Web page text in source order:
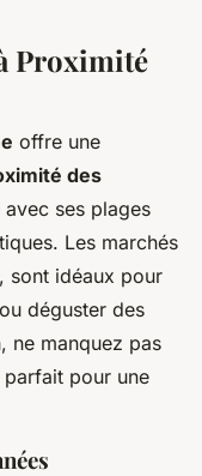
Proximité
offre une
des
ses plages
Les marchés
sont idéaux pour
déguster des
ne manquez pas
pour une